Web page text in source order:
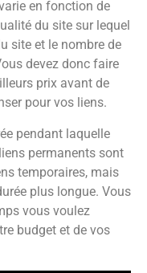
en fonction de
du site sur lequel
site et le nombre de
devez donc faire
prix avant de
pour vos liens.
pendant laquelle
permanents sont
temporaires, mais
plus longue. Vous
vous voulez
budget et de vos